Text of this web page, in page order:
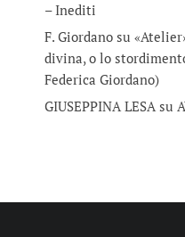
– Inediti
F. Giordano su
divina, o lo
Federica Giordano)
GIUSEPPINA LESAsu